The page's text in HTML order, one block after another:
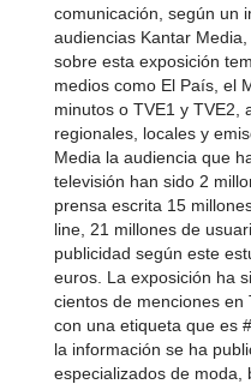
comunicación, según un
audiencias Kantar
sobre esta exposición
medios como El País, el
minutos o TVE1 y TVE2,
regionales, locales y
Media la audiencia que
televisión han sido 2
prensa escrita 15
line, 21 millones de
publicidad según este
euros. La exposición ha
cientos de menciones en
con una etiqueta que es
la información se ha
especializados de moda,